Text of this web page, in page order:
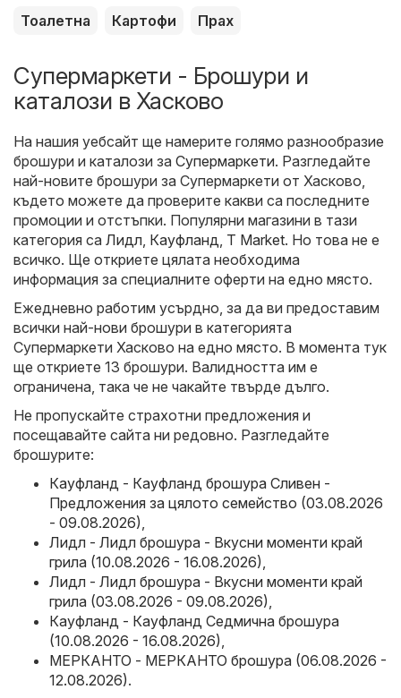
Тоалетна
Картофи Прах
Супермаркети - Брошури и
каталози в Хасково
На нашия уебсайт ще намерите голямо разнообразие
брошури и каталози за Супермаркети. Разгледайте
най-новите брошури за Супермаркети от Хасково,
където можете да проверите какви са последните
промоции и отстъпки. Популярни магазини в тази
категория са Лидл Кауфланд T Market. Но това не е
всичко. Ще откриете цялата необходима
информация за специалните оферти на едно място.
Ежедневно работим усърдно, за да ви предоставим
всички най-нови брошури в категорията
Супермаркети Хасково на едно място. В момента тук
ще откриете 13 брошури. Валидността им е
ограничена, така че не чакайте твърде дълго.
Не пропускайте страхотни предложения и
посещавайте сайта ни редовно. Разгледайте
брошурите:
Кауфланд - Кауфланд брошура Сливен -
Предложения за цялото семейство (03.08.2026
- 09.08.2026)
Лидл - Лидл брошура - Вкусни моменти край
грила (10.08.2026 - 16.08.2026)
Лидл - Лидл брошура - Вкусни моменти край
грила (03.08.2026 - 09.08.2026)
Кауфланд - Кауфланд Седмична брошура
(10.08.2026 - 16.08.2026)
МЕРКАНТО - МЕРКАНТО брошура (06.08.2026 -
12.08.2026).